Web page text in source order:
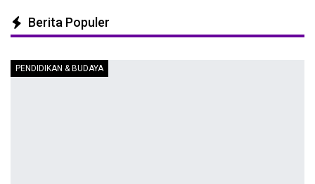
Berita Populer
PENDIDIKAN & BUDAYA